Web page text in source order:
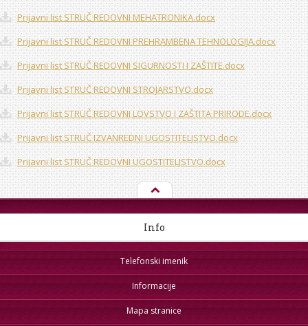
Prijavni list STRUČ REDOVNI MEHATRONIKA.docx
Prijavni list STRUČ REDOVNI PREHRAMBENA TEHNOLOGIJA.docx
Prijavni list STRUČ REDOVNI SIGURNOSTI I ZAŠTITE.docx
Prijavni list STRUČ REDOVNI STROJARSTVO.docx
Prijavni list STRUČ REDOVNI LOVSTVO I ZAŠTITA PRIRODE.docx
Prijavni list STRUČ IZVANREDNI UGOSTITELJSTVO.docx
Prijavni list STRUČ REDOVNI UGOSTITELJSTVO.docx
Info
Telefonski imenik
Informacije
Mapa stranice